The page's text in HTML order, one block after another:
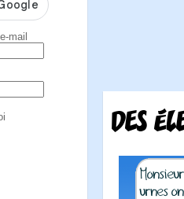
mail
DES